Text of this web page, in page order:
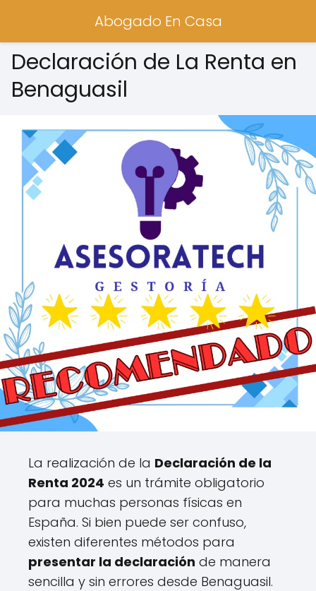
Abogado En Casa
Declaración de La Renta en
Benaguasil
La realización de la Declaración de la
Renta 2024 es un trámite obligatorio
para muchas personas físicas en
España. Si bien puede ser confuso,
existen diferentes métodos para
presentar la declaración de manera
sencilla y sin errores desde Benaguasil.